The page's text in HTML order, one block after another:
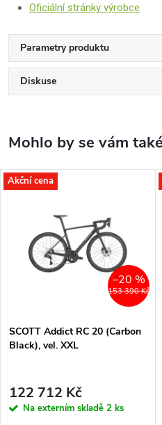
Oficiální stránky výrobce
Parametry produktu
Diskuse
Akční cena
153 390 Kč
–20 %
SCOTT Addict RC 20 (Carbon
Black), vel. XXL
122 712 Kč
Na externím skladě 2 ks